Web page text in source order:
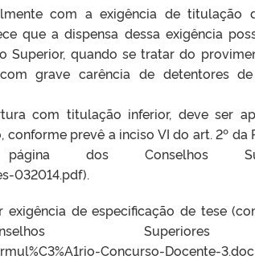
com a exigência de titulação
que a dispensa dessa exigência
Superior, quando se tratar do
grave carência de detentores
com titulação inferior, deve ser
prevê a inciso VI do art. 2º da
dos Conselhos
032014.pdf).
de especificação de tese
Concurso-Docente-3.doc